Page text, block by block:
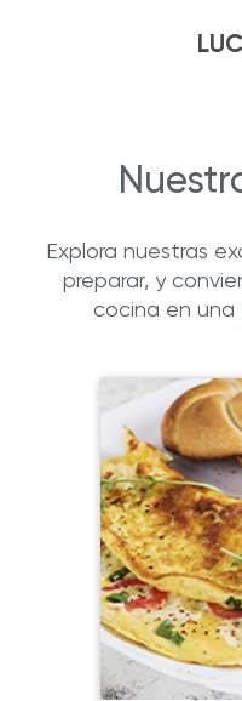
Explora nuestras
preparar, y
cocina en una